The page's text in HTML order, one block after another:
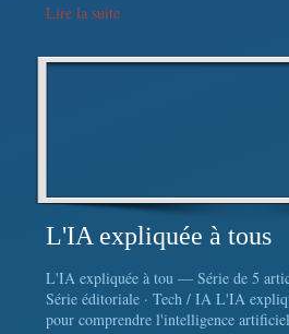
Lire la suite
L'IA expliquée à tous
L'IA expliquée à tou — Série de 5
Série éditoriale · Tech / IA L'IA
pour comprendre l'intelligence